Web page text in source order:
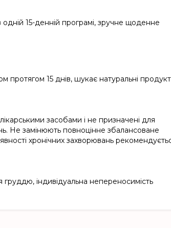
15-денній програмі, зручне щоденне
протягом 15 днів, шукає натуральні
засобами і не призначені для
Не замінюють повноцінне збалансоване
хронічних захворювань
груддю, індивідуальна непереносимість